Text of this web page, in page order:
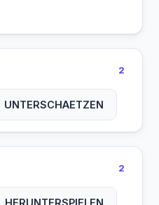
2
UNTERSCHAETZEN
2
HERUNTERSPIELEN